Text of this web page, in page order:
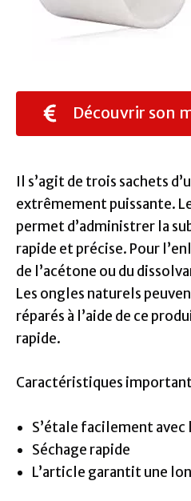
Découvrir son
Il s’agit de trois sachets
extrêmement puissante.
permet d’administrer la
rapide et précise. Pour
de l’acétone ou du
Les ongles naturels
réparés à l’aide de ce
rapide.
Caractéristiques
S’étale facilement
Séchage rapide
L’article garantit une